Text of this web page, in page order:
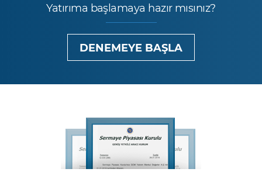
Yatırıma başlamaya hazır mısınız?
DENEMEYE BAŞLA